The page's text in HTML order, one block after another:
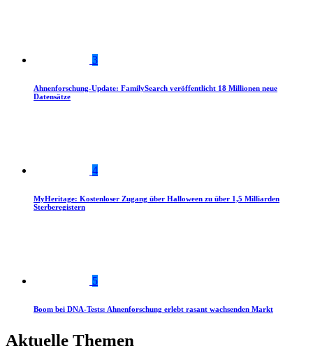
3
Ahnenforschung-Update: FamilySearch veröffentlicht 18 Millionen neue
Datensätze
4
MyHeritage: Kostenloser Zugang über Halloween zu über 1,5 Milliarden
Sterberegistern
5
Boom bei DNA-Tests: Ahnenforschung erlebt rasant wachsenden Markt
Aktuelle Themen